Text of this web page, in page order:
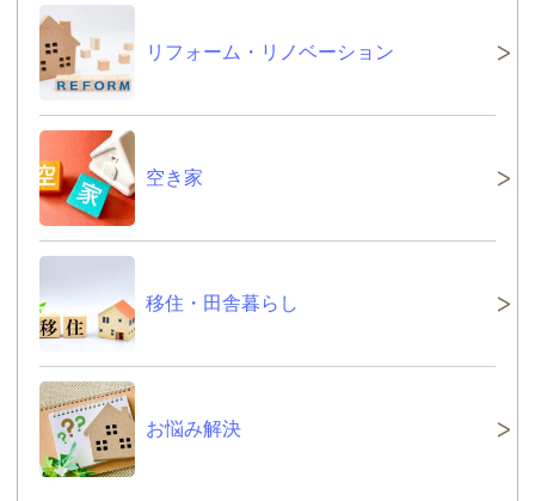
リフォーム・リノベーション
空き家
移住・田舎暮らし
お悩み解決